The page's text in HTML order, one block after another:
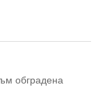
обградена